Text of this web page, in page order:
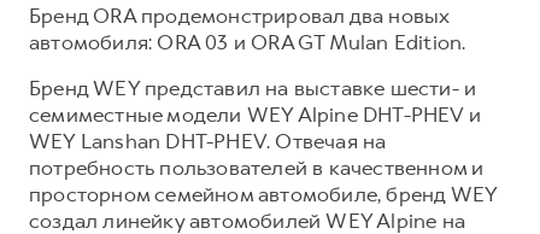
Бренд ORA продемонстрировал два новых
автомобиля: ORA 03 и ORA GT Mulan Edition.
Бренд WEY представил на выставке шести- и
семиместные модели WEY Alpine DHT-PHEV и
WEY Lanshan DHT-PHEV. Отвечая на
потребность пользователей в качественном и
просторном семейном автомобиле, бренд WEY
создал линейку автомобилей WEY Alpine на